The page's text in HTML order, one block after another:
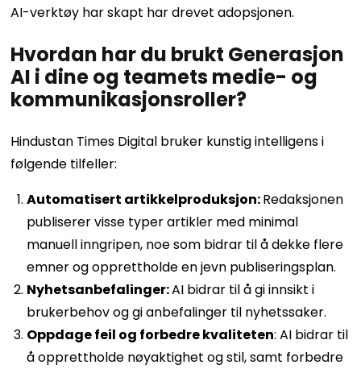
AI-verktøy har skapt har drevet adopsjonen.
Hvordan har du brukt Generasjon
AI i dine og teamets medie- og
kommunikasjonsroller?
Hindustan Times Digital bruker kunstig intelligens i
følgende tilfeller:
Automatisert artikkelproduksjon:Redaksjonen
publiserer visse typer artikler med minimal
manuell inngripen, noe som bidrar til å dekke flere
emner og opprettholde en jevn publiseringsplan.
Nyhetsanbefalinger:AI bidrar til å gi innsikt i
brukerbehov og gi anbefalinger til nyhetssaker.
Oppdage feil og forbedre kvaliteten: AI bidrar til
å opprettholde nøyaktighet og stil, samt forbedre